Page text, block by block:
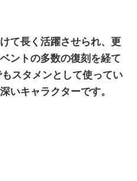
て長く活躍させられ、更
ントの多数の復刻を経て
スタメンとして使ってい
いキャラクターです。